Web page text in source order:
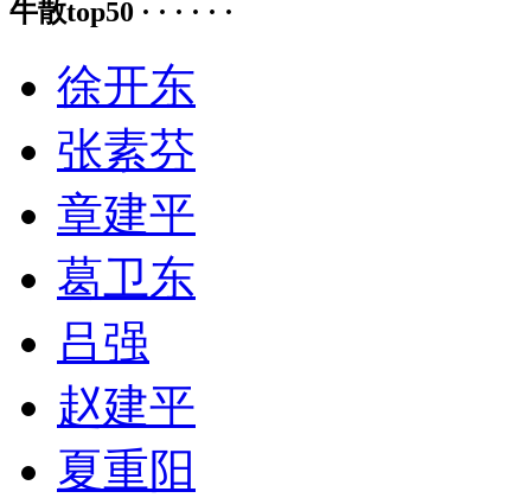
牛散top50 · · · · · ·
徐开东
张素芬
章建平
葛卫东
吕强
赵建平
夏重阳